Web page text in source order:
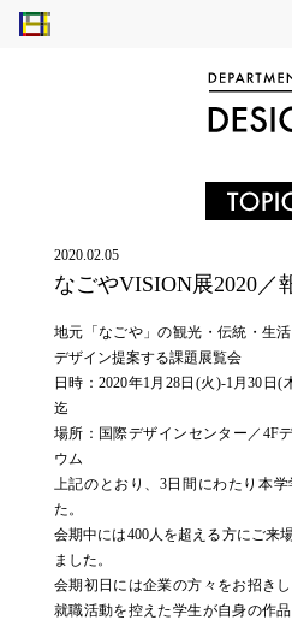
2020.02.05
なごやVISION展2020／
地元「なごや」の観光・伝統・生
デザイン提案する課題展覧会
日時：2020年1月28日(火)-1月30日(
迄
場所：国際デザインセンター／4F
ウム
上記のとおり、3日間にわたり本
た。
会期中には400人を超える方にご来
ました。
会期初日には企業の方々をお招き
就職活動を控えた学生が自身の作